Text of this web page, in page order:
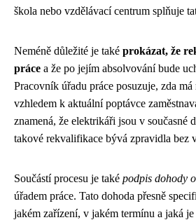
škola nebo vzdělávací centrum splňuje
Neméně důležité je také prokázat, že
práce a že po jejím absolvování bude
Pracovník úřadu práce posuzuje, zda
vzhledem k aktuální poptávce
znamená, že elektrikáři jsou v současné
takové rekvalifikace bývá zpravidla bez
Součástí procesu je také podpis dohody
úřadem práce. Tato dohoda přesně
jakém zařízení, v jakém termínu a jaká